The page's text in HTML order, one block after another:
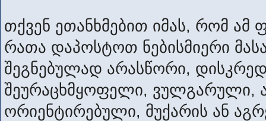
თქვენ ეთანხმებით იმას, რომ ამ
რათა დაპოსტოთ ნებისმიერი
შეგნებულად არასწორი,
შეურაცხმყოფელი, ვულგარული,
ორიენტირებული, მუქარის ან